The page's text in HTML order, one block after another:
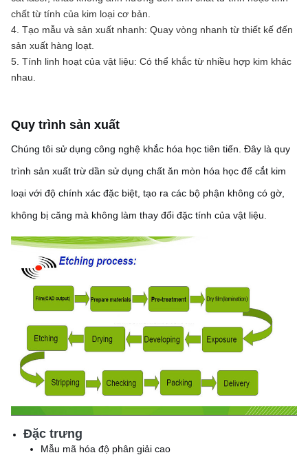
chất từ ​​tính của kim loại cơ bản.
4. Tạo mẫu và sản xuất nhanh: Quay vòng nhanh từ thiết kế đến
sản xuất hàng loạt.
5. Tính linh hoạt của vật liệu: Có thể khắc từ nhiều hợp kim khác
nhau.
Quy trình sản xuất
Chúng tôi sử dụng công nghệ khắc hóa học tiên tiến. Đây là quy
trình sản xuất trừ dần sử dụng chất ăn mòn hóa học để cắt kim
loại với độ chính xác đặc biệt, tạo ra các bộ phận không có gờ,
không bị căng mà không làm thay đổi đặc tính của vật liệu.
Đặc trưng
Mẫu mã hóa độ phân giải cao